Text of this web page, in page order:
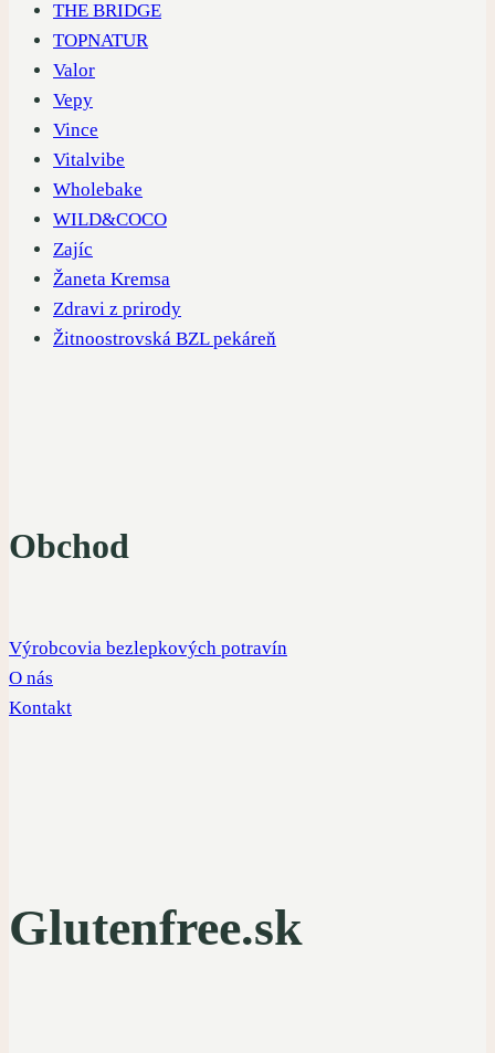
THE BRIDGE
TOPNATUR
Valor
Vepy
Vince
Vitalvibe
Wholebake
WILD&COCO
Zajíc
Žaneta Kremsa
Zdravi z prirody
Žitnoostrovská BZL pekáreň
Obchod
Výrobcovia bezlepkových potravín
O nás
Kontakt
Glutenfree.sk